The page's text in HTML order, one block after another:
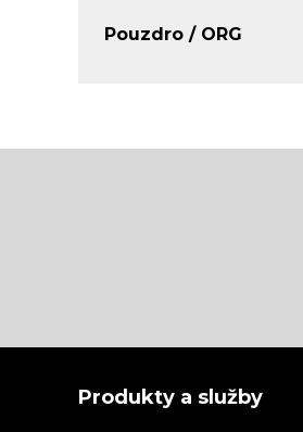
Pouzdro / ORG
Produkty a služby